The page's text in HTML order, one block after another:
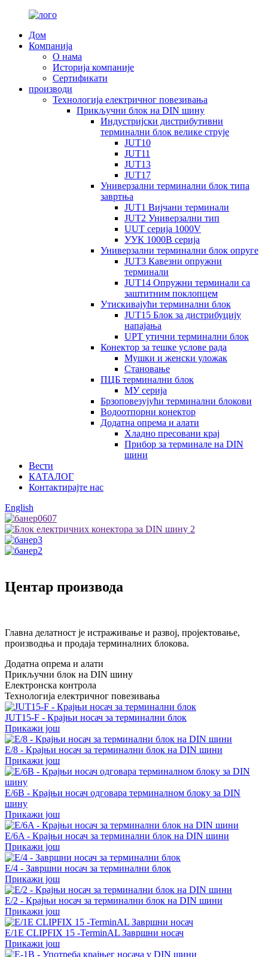
Дом
Компанија
О нама
Историја компаније
Сертификати
производи
Технологија електричног повезивања
Прикључни блок на DIN шину
Индустријски дистрибутивни
терминални блок велике струје
JUT10
JUT11
JUT13
JUT17
Универзални терминални блок типа
завртња
JUT1 Вијчани терминали
JUT2 Универзални тип
UUT серија 1000V
УУК 1000В серија
Универзални терминални блок опруге
JUT3 Кавезни опружни
терминали
JUT14 Опружни терминали са
заштитним поклопцем
Утискивајући терминални блок
JUT15 Блок за дистрибуцију
напајања
UPT утични терминални блок
Конектор за тешке услове рада
Мушки и женски уложак
Становање
ПЦБ терминални блок
МУ серија
Брзоповезујући терминални блокови
Водоотпорни конектор
Додатна опрема и алати
Хладно пресовани крај
Прибор за терминале на DIN
шини
Вести
КАТАЛОГ
Контактирајте нас
English
Центар производа
Главна делатност је истраживање и развој, пројектовање,
производња и продаја терминалних блокова.
Додатна опрема и алати
Прикључни блок на DIN шину
Електронска контрола
Технологија електричног повезивања
JUT15-F - Крајњи носач за терминални блок
Прикажи још
E/8 - Крајњи носач за терминални блок на DIN шини
Прикажи још
E/6B - Крајњи носач одговара терминалном блоку за DIN
шину
Прикажи још
E/6A - Крајњи носач за терминални блок на DIN шини
Прикажи још
E/4 - Завршни носач за терминални блок
Прикажи још
E/2 - Крајњи носач за терминални блок на DIN шини
Прикажи још
E/1E CLIPFIX 15 -TerminAL Завршни носач
Прикажи још